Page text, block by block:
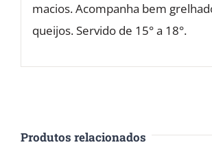
macios. Acompanha bem
queijos. Servido de 15° a 18°.
Produtos relacionados